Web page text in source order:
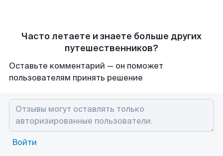
Часто летаете и знаете больше других
путешественников?
Оставьте комментарий — он поможет
пользователям принять решение
Войти